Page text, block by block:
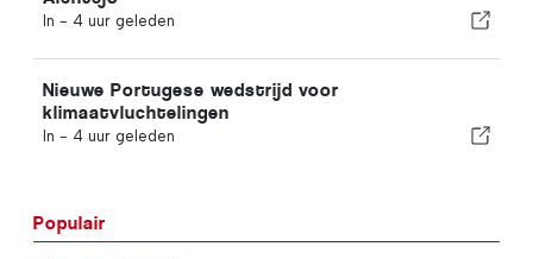
In - 4 uur geleden
Nieuwe Portugese wedstrijd voor
klimaatvluchtelingen
In - 4 uur geleden
Populair